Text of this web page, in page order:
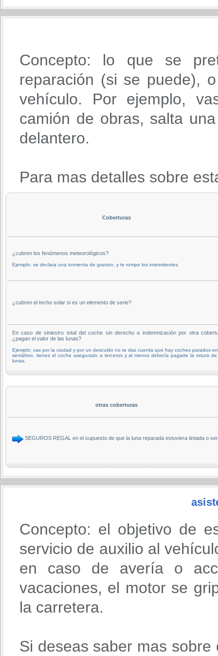
Concepto: lo que se
reparación (si se puede),
vehículo. Por ejemplo,
camión de obras, salta
delantero.
Para mas detalles sobre
Coberturas
¿cubren los fenómenos meteorológicos?
Ejemplo: se declara una tormenta de granizo, y te rompe los intermitentes
¿cubren el techo solar si es un elemento de serie?
En caso de siniestro total del coche sin derecho a indemnización por otra
¿pagan el valor de las lunas?
Ejemplo: vas por la ciudad y por un descuido no te das cuenta que hay coches parados
semáforo, tienes el coche asegurado a terceros y al menos debería pagarte la rotura de
lunas.
otras coberturas
SEGUROS REGAL en el supuesto de que la luna reparada estuviera tintada o
Concepto: el objetivo de
servicio de auxilio al
en caso de avería o
vacaciones, el motor se
la carretera.
Si deseas saber mas